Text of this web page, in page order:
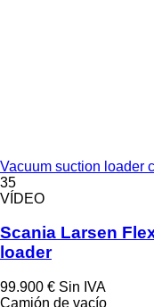
Vacuum suction loader
35
VÍDEO
Scania Larsen
loader
99.900 € Sin IVA
Camión de vacío